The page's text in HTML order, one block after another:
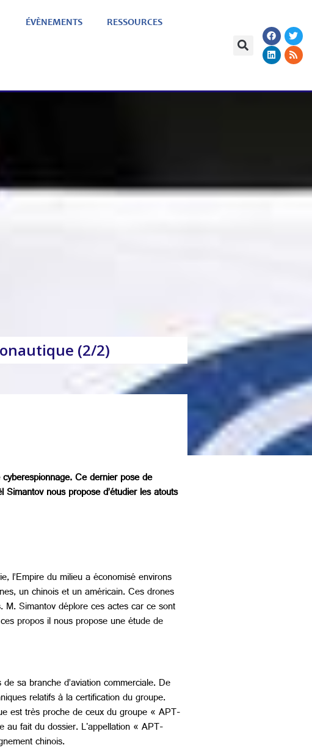
ÉVÈNEMENTS RESSOURCES
(2/2)
Ce dernier pose de
nous propose d’étudier les atouts
l’Empire du milieu a économisé environs
un chinois et un américain. Ces drones
M. Simantov déplore ces actes car ce sont
propos il nous propose une étude de
sa branche d’aviation commerciale. De
relatifs à la certification du groupe.
est très proche de ceux du groupe « APT-
au fait du dossier. L'appellation « APT-
chinois.